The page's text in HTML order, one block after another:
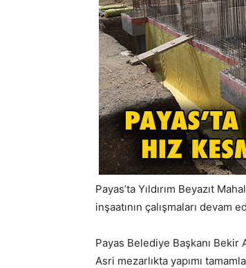
Payas’ta Yıldırım Beyazıt
inşaatının çalışmaları devam
Payas Belediye Başkanı Bekir
Asri mezarlıkta yapımı